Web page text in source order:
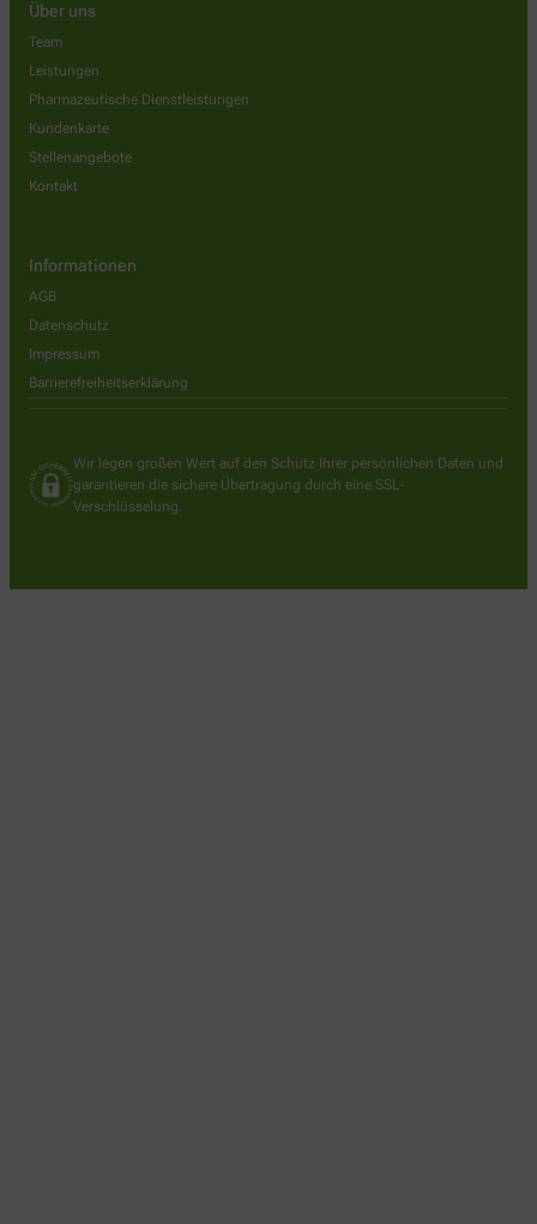
Über uns
Team
Leistungen
Pharmazeutische Dienstleistungen
Kundenkarte
Stellenangebote
Kontakt
Informationen
AGB
Datenschutz
Impressum
Barrierefreiheitserklärung
Wir legen großen Wert auf den Schutz Ihrer persönlichen Daten und
garantieren die sichere Übertragung durch eine SSL-
Verschlüsselung.